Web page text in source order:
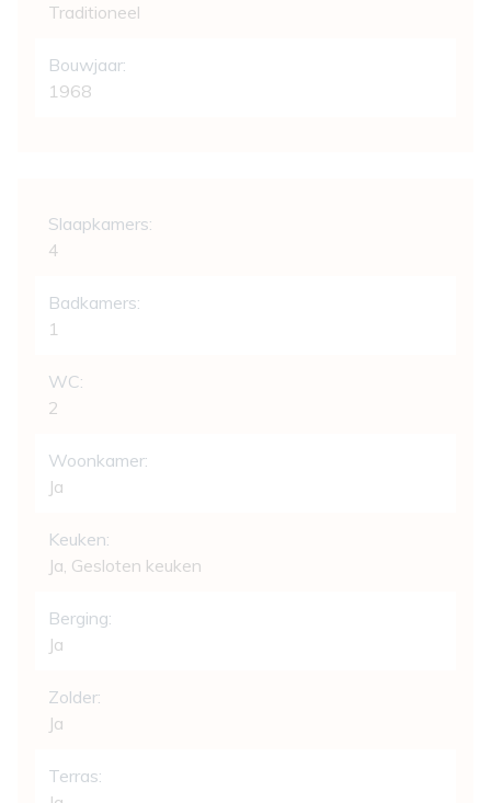
Traditioneel
Bouwjaar:
1968
Slaapkamers:
4
Badkamers:
1
WC:
2
Woonkamer:
Ja
Keuken:
Ja, Gesloten keuken
Berging:
Ja
Zolder:
Ja
Terras: